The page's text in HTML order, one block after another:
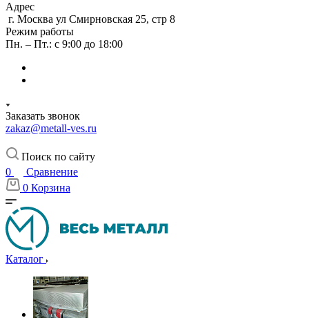
Адрес
г. Москва ул Смирновская 25, стр 8
Режим работы
Пн. – Пт.: с 9:00 до 18:00
Заказать звонок
zakaz@metall-ves.ru
Поиск по сайту
0
Сравнение
0 Корзина
Каталог